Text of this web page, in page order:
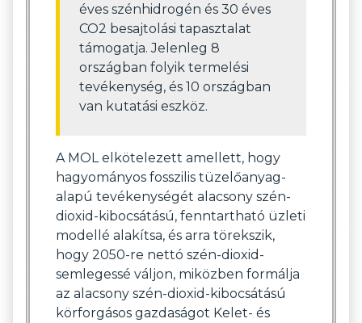
éves szénhidrogén és 30 éves
CO2 besajtolási tapasztalat
támogatja. Jelenleg 8
országban folyik termelési
tevékenység, és 10 országban
van kutatási eszköz.
A MOL elkötelezett amellett, hogy
hagyományos fosszilis tüzelőanyag-
alapú tevékenységét alacsony szén-
dioxid-kibocsátású, fenntartható üzleti
modellé alakítsa, és arra törekszik,
hogy 2050-re nettó szén-dioxid-
semlegessé váljon, miközben formálja
az alacsony szén-dioxid-kibocsátású
körforgásos gazdaságot Kelet- és